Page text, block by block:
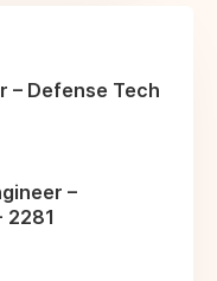
– Defense Tech
–
2281